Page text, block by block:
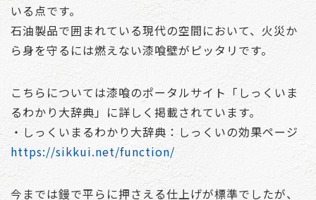
いる点です。
石油製品で囲まれている現代の空間において、火災か
ら身を守るには燃えない漆喰壁がピッタリです。
こちらについては漆喰のポータルサイト「しっくいま
るわかり大辞典」に詳しく掲載されています。
・しっくいまるわかり大辞典：しっくいの効果ページ
https://sikkui.net/function/
今までは鏝で平らに押さえる仕上げが標準でしたが、